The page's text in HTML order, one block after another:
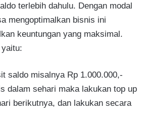
terlebih dahulu. Dengan modal
mengoptimalkan bisnis ini
keuntungan yang maksimal.
saldo misalnya Rp 1.000.000,-
dalam sehari maka lakukan top up
berikutnya, dan lakukan secara